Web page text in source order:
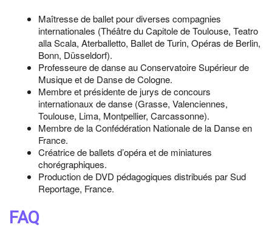
Maîtresse de ballet pour diverses compagnies
internationales (Théâtre du Capitole de Toulouse, Teatro
alla Scala, Aterballetto, Ballet de Turin, Opéras de Berlin,
Bonn, Düsseldorf).
Professeure de danse au Conservatoire Supérieur de
Musique et de Danse de Cologne.
Membre et présidente de jurys de concours
internationaux de danse (Grasse, Valenciennes,
Toulouse, Lima, Montpellier, Carcassonne).
Membre de la Confédération Nationale de la Danse en
France.
Créatrice de ballets d’opéra et de miniatures
chorégraphiques.
Production de DVD pédagogiques distribués par Sud
Reportage, France.
FAQ